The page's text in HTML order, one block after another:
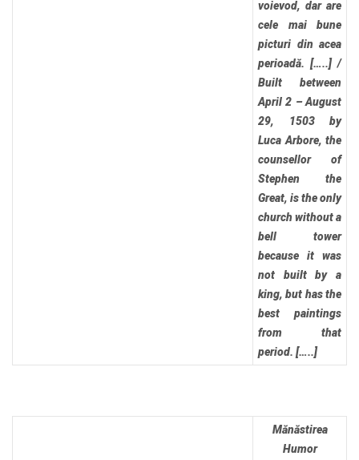
voievod, dar are
cele mai bune
picturi din acea
perioadă. […..] /
Built between
April 2 – August
29, 1503 by
Luca Arbore, the
counsellor of
Stephen the
Great, is the only
church without a
bell tower
because it was
not built by a
king, but has the
best paintings
from that
period. […..]
Mănăstirea
Humor